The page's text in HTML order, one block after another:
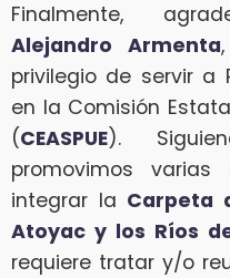
Finalmente,
Alejandro Armenta
privilegio de servir a
en la Comisión
(CEASPUE).
promovimos varias
integrar la Carpeta
Atoyac y los Ríos
requiere tratar y/o